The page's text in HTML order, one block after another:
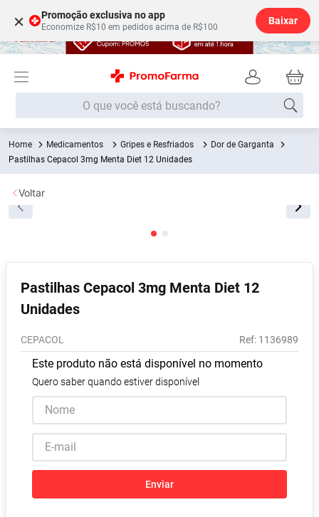
× Promoção exclusiva no app
Economize R$10 em pedidos acima de R$100
Baixar
O que você está buscando?
Medicamentos Gripes e Resfriados
Dor de Garganta
Pastilhas Cepacol 3mg Menta Diet 12 Unidades
Pastilhas Cepacol 3mg Menta Diet 12
Unidades
CEPACOL : 1136989
Este produto não está disponível no momento
Quero saber quando estiver disponível
Enviar
Voltar
Termos mais buscados
1º Fralda
2
6º Desodorante
7º Shampoo
8º Absorvente
9º Pampers Confort Sec
10º Lavitan